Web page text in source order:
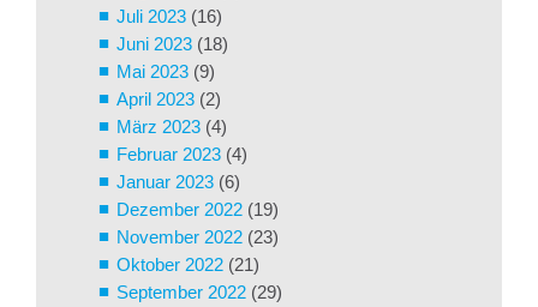
Juli 2023 (16)
Juni 2023 (18)
Mai 2023 (9)
April 2023 (2)
März 2023 (4)
Februar 2023 (4)
Januar 2023 (6)
Dezember 2022 (19)
November 2022 (23)
Oktober 2022 (21)
September 2022 (29)